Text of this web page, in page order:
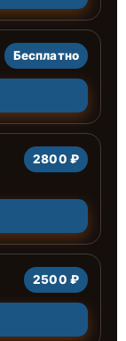
Бесплатно
2800 ₽
2500 ₽